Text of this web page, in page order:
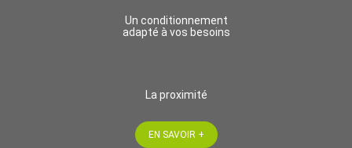
Un conditionnement
adapté à vos besoins
La proximité
EN SAVOIR +